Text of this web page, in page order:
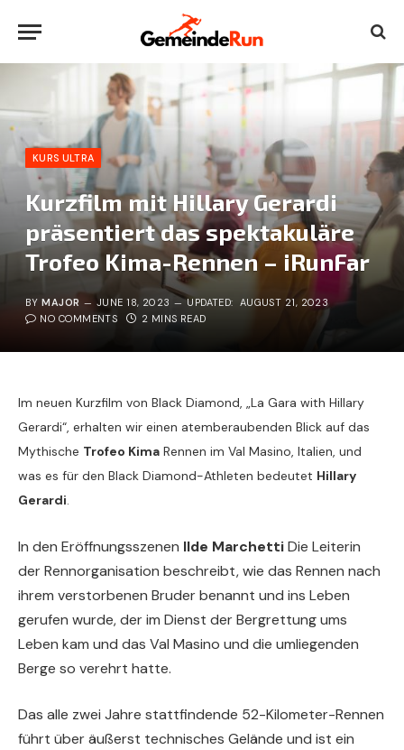
KURS ULTRA
Kurzfilm mit Hillary Gerardi
präsentiert das spektakuläre
Trofeo Kima-Rennen – iRunFar
BY MAJOR JUNE 18, 2023 UPDATED: AUGUST 21, 2023
NO COMMENTS
2 MINS READ
Im neuen Kurzfilm von Black Diamond, „La Gara with Hillary
Gerardi“, erhalten wir einen atemberaubenden Blick auf das
Mythische Trofeo Kima Rennen im Val Masino, Italien, und
was es für den Black Diamond-Athleten bedeutet Hillary
Gerardi.
In den Eröffnungsszenen Ilde MarchettiDie Leiterin
der Rennorganisation beschreibt, wie das Rennen nach
ihrem verstorbenen Bruder benannt und ins Leben
gerufen wurde, der im Dienst der Bergrettung ums
Leben kam und das Val Masino und die umliegenden
Berge so verehrt hatte.
Das alle zwei Jahre stattfindende 52-Kilometer-Rennen
führt über äußerst technisches Gelände und ist ein